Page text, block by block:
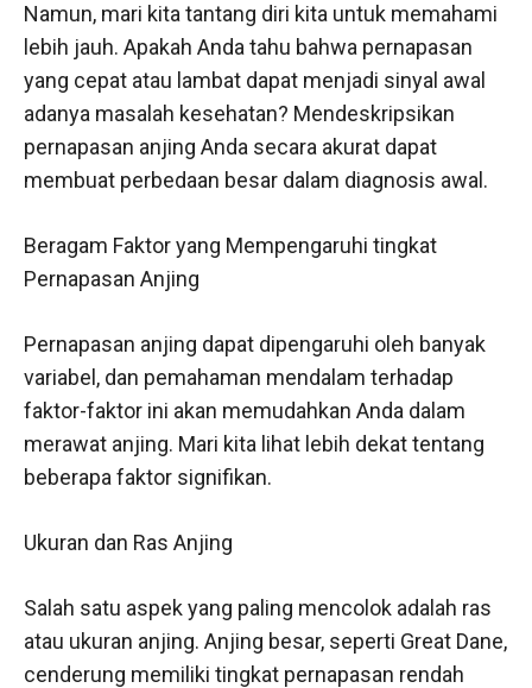
Namun, mari kita tantang diri kita untuk memahami
lebih jauh. Apakah Anda tahu bahwa pernapasan
yang cepat atau lambat dapat menjadi sinyal awal
adanya masalah kesehatan? Mendeskripsikan
pernapasan anjing Anda secara akurat dapat
membuat perbedaan besar dalam diagnosis awal.
Beragam Faktor yang Mempengaruhi tingkat
Pernapasan Anjing
Pernapasan anjing dapat dipengaruhi oleh banyak
variabel, dan pemahaman mendalam terhadap
faktor-faktor ini akan memudahkan Anda dalam
merawat anjing. Mari kita lihat lebih dekat tentang
beberapa faktor signifikan.
Ukuran dan Ras Anjing
Salah satu aspek yang paling mencolok adalah ras
atau ukuran anjing. Anjing besar, seperti Great Dane,
cenderung memiliki tingkat pernapasan rendah